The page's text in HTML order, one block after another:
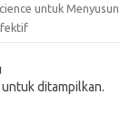
untuk Menyusun
ditampilkan.